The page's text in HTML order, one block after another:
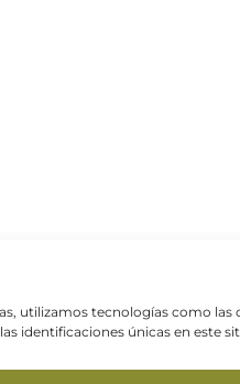
utilizamos tecnologías como
identificaciones únicas en este